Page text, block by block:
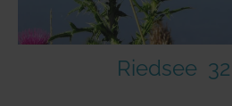
Riedsee